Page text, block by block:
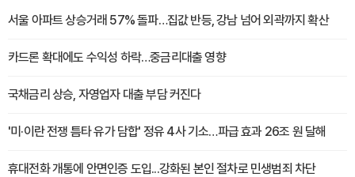
서울 아파트 상승거래 57% 돌파…집값 반등, 강남 넘어 외곽까지 확산
카드론 확대에도 수익성 하락…중금리대출 영향
국채금리 상승, 자영업자 대출 부담 커진다
'미·이란 전쟁 틈타 유가 담합' 정유 4사 기소…파급 효과 26조 원 달해
휴대전화 개통에 안면인증 도입...강화된 본인 절차로 민생범죄 차단